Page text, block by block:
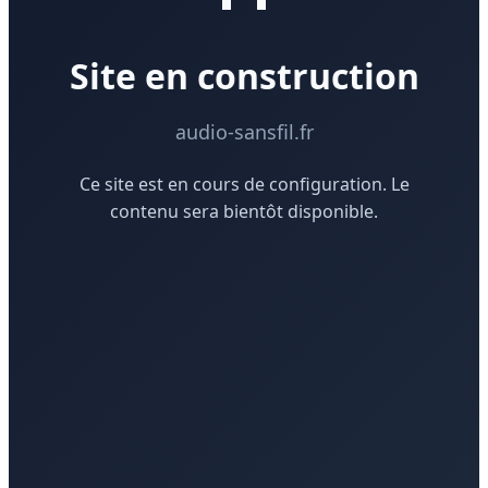
Site en construction
audio-sansfil.fr
Ce site est en cours de configuration. Le
contenu sera bientôt disponible.